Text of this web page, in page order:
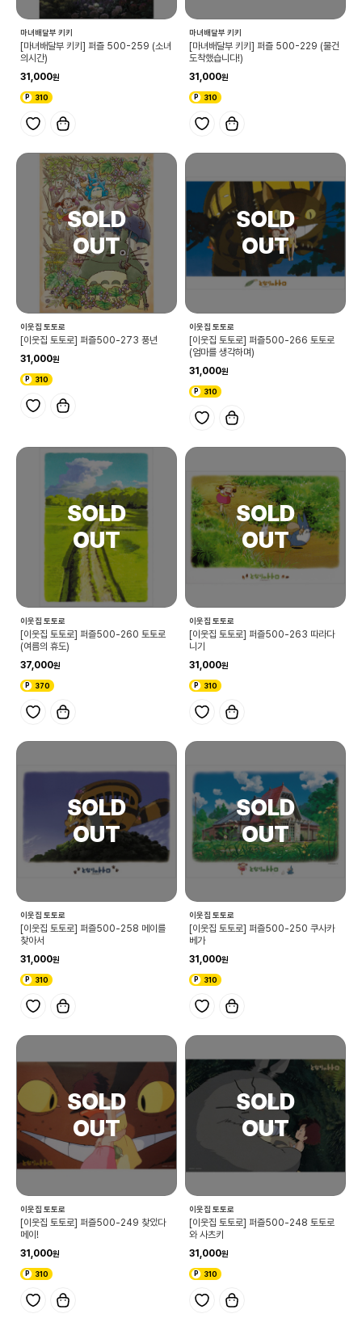
마녀배달부 키키
[마녀배달부 키키] 퍼즐 500-259 (소녀
의시간)
31,000
310
마녀배달부 키키
[마녀배달부 키키] 퍼즐 500-229 (물건
도착했습니다!)
31,000
310
이웃집 토토로
[이웃집 토토로] 퍼즐500-273 풍년
31,000
310
이웃집 토토로
[이웃집 토토로] 퍼즐500-266 토토로
(엄마를 생각하며)
31,000
310
이웃집 토토로
[이웃집 토토로] 퍼즐500-260 토토로
(여름의 휴도)
37,000
370
이웃집 토토로
[이웃집 토토로] 퍼즐500-263 따라다
니기
31,000
310
이웃집 토토로
[이웃집 토토로] 퍼즐500-258 메이를
찾아서
31,000
310
이웃집 토토로
[이웃집 토토로] 퍼즐500-250 쿠사카
베가
31,000
310
이웃집 토토로
[이웃집 토토로] 퍼즐500-249 찾았다
메이!
31,000
310
이웃집 토토로
[이웃집 토토로] 퍼즐500-248 토토로
와 사츠키
31,000
310